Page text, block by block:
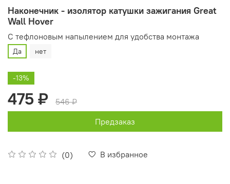
Наконечник - изолятор катушки зажигания Great
Wall Hover
(0) В избранное
С тефлоновым напылением для удобства монтажа
Да нет
-13%
475 ₽
546 ₽
Предзаказ